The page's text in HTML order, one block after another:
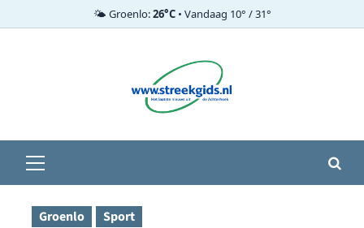
🌤️ Groenlo:26°C• Vandaag 10° / 31°
menu
Groenlo Sport